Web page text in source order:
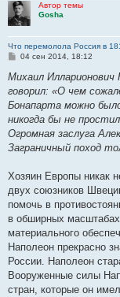
Автор темы
Gosha
Что перемолола Россия в
С
о
щ
е
и
е
04 сен 2014, 18:12
Михаил Илларионович
говорил: «О чем
Бонапарта можно
никогда бы не
Огромная заслуга
Заграничный поход
Хозяин Европы никак
двух союзников
помочь в
в обширных
материального
Наполеон прекрасно
России. Наполеон
Вооруженные силы
стран, которые он